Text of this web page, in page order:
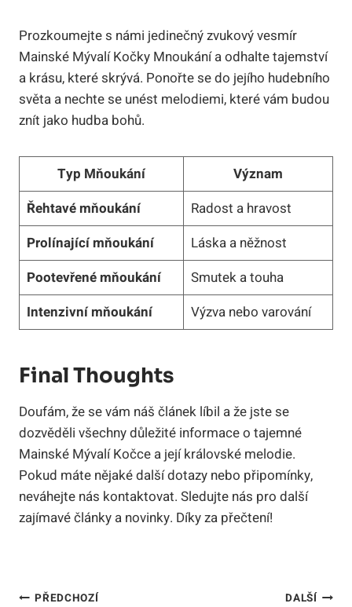
Prozkoumejte s námi jedinečný zvukový vesmír
Mainské Mývalí Kočky Mnoukání a odhalte tajemství
a krásu, které skrývá. Ponořte se do jejího hudebního
světa a nechte se unést melodiemi, které vám budou
znít jako hudba bohů.
Typ Mňoukání
Význam
Řehtavé mňoukání
Radost a hravost
Prolínající mňoukání
Láska a něžnost
Pootevřené mňoukání
Smutek a touha
Intenzivní mňoukání
Výzva nebo varování
Final Thoughts
Doufám, že se vám náš článek líbil a že jste se
dozvěděli všechny důležité informace o tajemné
Mainské Mývalí Kočce a její královské melodie.
Pokud máte nějaké další dotazy nebo připomínky,
neváhejte nás kontaktovat. Sledujte nás pro další
zajímavé články a novinky. Díky za přečtení!
Navigace
PŘEDCHOZÍ DALŠÍ